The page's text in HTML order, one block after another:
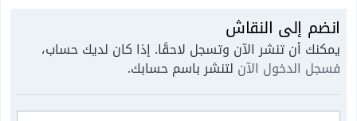
انضم إلى النقاش
يمكنك أن تنشر الآن وتسجل لاحقًا. إذا كان لديك حساب،
فسجل الدخول الآن لتنشر باسم حسابك.